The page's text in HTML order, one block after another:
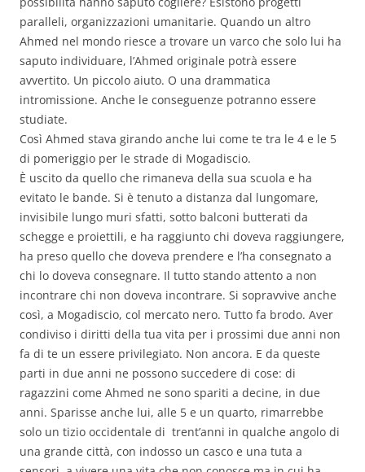
paralleli, organizzazioni umanitarie. Quando un altro
Ahmed nel mondo riesce a trovare un varco che solo lui ha
saputo individuare, l’Ahmed originale potrà essere
avvertito. Un piccolo aiuto. O una drammatica
intromissione. Anche le conseguenze potranno essere
studiate.
Così Ahmed stava girando anche lui come te tra le 4 e le 5
di pomeriggio per le strade di Mogadiscio.
È uscito da quello che rimaneva della sua scuola e ha
evitato le bande. Si è tenuto a distanza dal lungomare,
invisibile lungo muri sfatti, sotto balconi butterati da
schegge e proiettili, e ha raggiunto chi doveva raggiungere,
ha preso quello che doveva prendere e l’ha consegnato a
chi lo doveva consegnare. Il tutto stando attento a non
incontrare chi non doveva incontrare. Si sopravvive anche
così, a Mogadiscio, col mercato nero. Tutto fa brodo. Aver
condiviso i diritti della tua vita per i prossimi due anni non
fa di te un essere privilegiato. Non ancora. E da queste
parti in due anni ne possono succedere di cose: di
ragazzini come Ahmed ne sono spariti a decine, in due
anni. Sparisse anche lui, alle 5 e un quarto, rimarrebbe
solo un tizio occidentale di trent’anni in qualche angolo di
una grande città, con indosso un casco e una tuta a